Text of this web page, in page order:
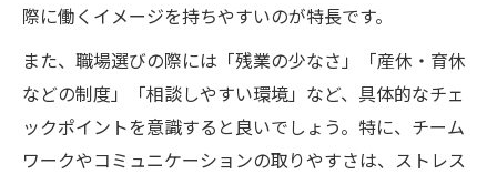
際に働くイメージを持ちやすいのが特長です。
また、職場選びの際には「残業の少なさ」「産休・育休
などの制度」「相談しやすい環境」など、具体的なチェ
ックポイントを意識すると良いでしょう。特に、チーム
ワークやコミュニケーションの取りやすさは、ストレス